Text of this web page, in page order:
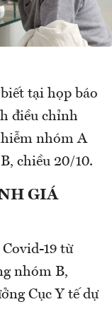
tại họp báo
điều chỉnh
nhóm A
chiều 20/10.
GIÁ
19 từ
nhóm B,
Cục Y tế dự